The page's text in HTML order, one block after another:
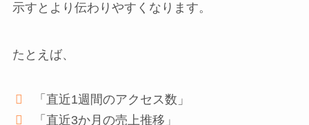
示すとより伝わりやすくなります。
たとえば、
「直近1週間のアクセス数」
「直近3か月の売上推移」